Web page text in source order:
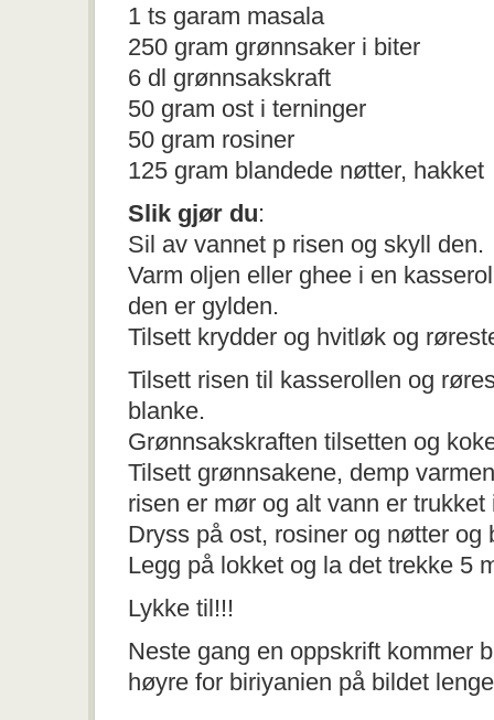
1 ts garam masala
250 gram grønnsaker i biter
6 dl grønnsakskraft
50 gram ost i terninger
50 gram rosiner
125 gram blandede nøtter, hakket
Slik gjør du:
Sil av vannet p risen og skyll den.
Varm oljen eller ghee i en
den er gylden.
Tilsett krydder og hvitløk og
Tilsett risen til kasserollen og
blanke.
Grønnsakskraften tilsetten og
Tilsett grønnsakene, demp
risen er mør og alt vann er trukket
Dryss på ost, rosiner og nøtter og
Legg på lokket og la det trekke 5
Lykke til!!!
Neste gang en oppskrift kommer
høyre for biriyanien på bildet